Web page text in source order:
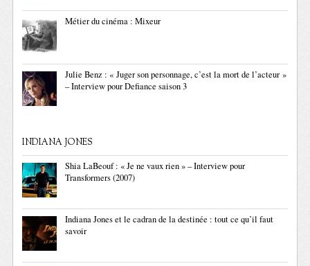
Métier du cinéma : Mixeur
Julie Benz : « Juger son personnage, c’est la mort de l’acteur »
– Interview pour Defiance saison 3
INDIANA JONES
Shia LaBeouf : « Je ne vaux rien » – Interview pour
Transformers (2007)
Indiana Jones et le cadran de la destinée : tout ce qu’il faut
savoir